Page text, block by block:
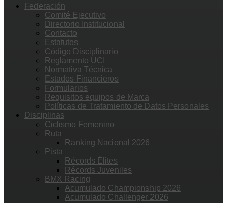
Federación
Comité Ejecutivo
Directorio Institucional
Contacto
Estatutos
Código Disciplinario
Reglamento UCI
Normativa Técnica
Estados Financieros
Formularios
Requisitos equipos de Marca
Políticas de Tratamiento de Datos Personales
Disciplinas
Ciclismo Femenino
Ruta
Ranking Nacional 2026
Pista
Récords Élites
Récords Juveniles
BMX Racing
Acumulado Championship 2026
Acumulado Challenger 2026